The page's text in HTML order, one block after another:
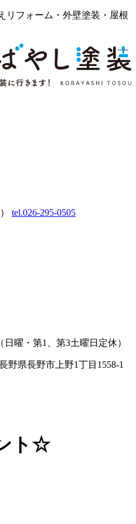
リフォーム・外壁塗装・屋根
tel.026-295-0505
日曜・第1、第3土曜日定休）
野県長野市上野1丁目1558-1
ト☆